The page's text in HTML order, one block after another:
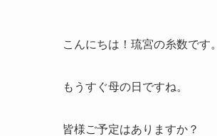
こんにちは！琉宮の糸数です。
もうすぐ母の日ですね。
皆様ご予定はありますか？